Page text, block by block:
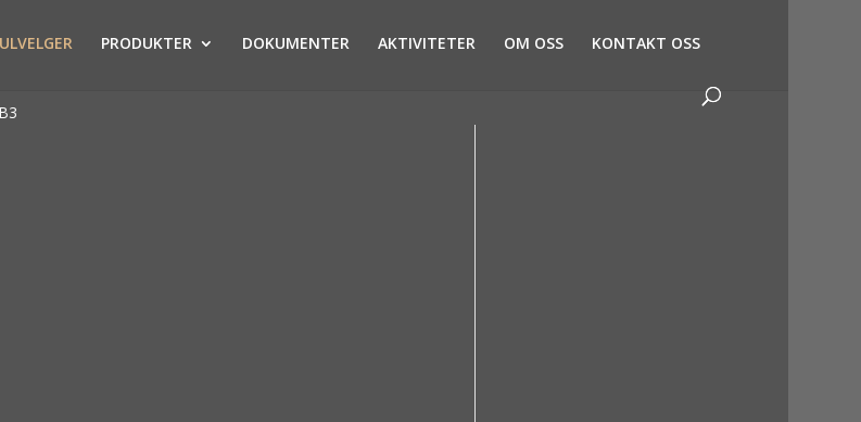
PRODUKTER DOKUMENTER AKTIVITETER OM OSS KONTAKT OSS